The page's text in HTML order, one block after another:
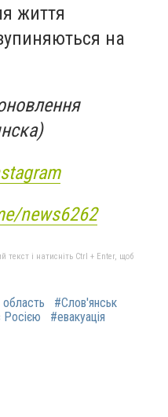
життя
на
news6262
текст і натисніть Ctrl + Enter, щоб
#Слов'янськ
Росією
#евакуація